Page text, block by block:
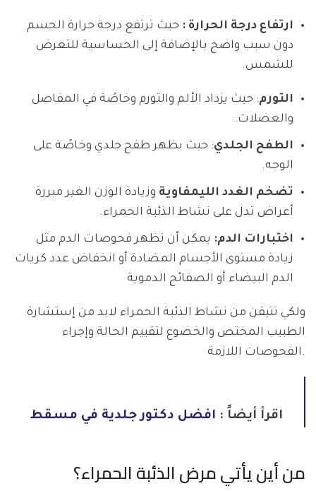
ارتفاع درجة الحرارة : حيث ترتفع درجة حرارة الجسم
دون سبب واضح بالإضافة إلى الحساسية للتعرض
للشمس.
التورم: حيث يزداد الألم والتورم وخاصًة في المفاصل
والعضلات.
الطفح الجلدي: حيث يظهر طفح جلدي وخاصًة على
الوجه.
تضخم الغدد الليمفاوية وزيادة الوزن الغير مبررة
أعراض تدل على نشاط الذئبة الحمراء.
اختبارات الدم: يمكن أن تظهر فحوصات الدم مثل
زيادة مستوى الأجسام المضادة أو انخفاض عدد كريات
الدم البيضاء أو الصفائح الدموية
ولكي تتيقن من نشاط الذئبة الحمراء لابد من إستشارة
الطبيب المختص والخضوع لتقييم الحالة وإجراء
الفحوصات اللازمة.
اقرأ أيضاً : افضل دكتور جلدية في مسقط
من أين يأتي مرض الذئبة الحمراء؟